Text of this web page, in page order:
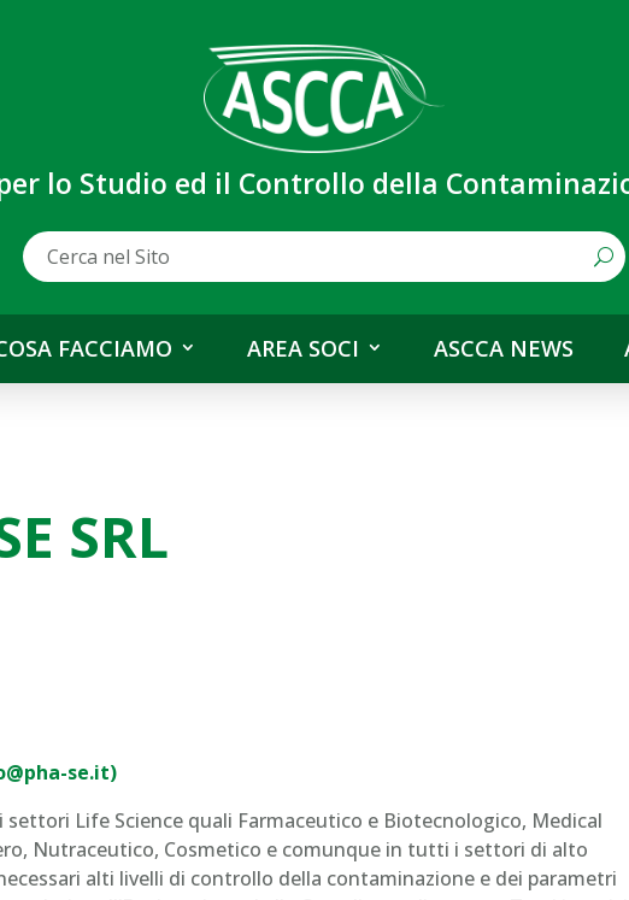
lo Studio ed il Controllo della
FACCIAMO AREA SOCI ASCCA NEWS
SRL
se.it)
settori Life Science quali Farmaceutico e Biotecnologico, Medical
Nutraceutico, Cosmetico e comunque in tutti i settori di alto
alti livelli di controllo della contaminazione e dei parametri